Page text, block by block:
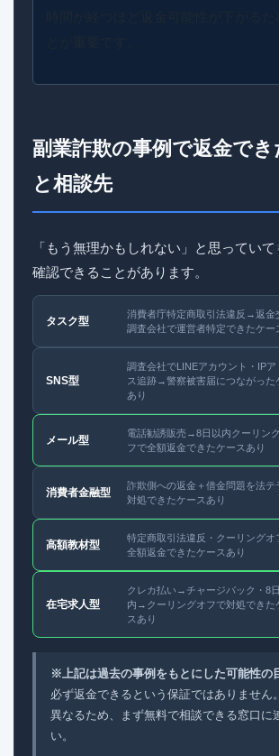
副業詐欺の事例で返金で
と相談先
「もう無理かもしれない」と思ってい
確認できることがあります。
タスク型
消費者庁特定商取引法違反→返金
調査会社で運営者特定できたケー
SNS型
調査会社でLINEアカウント・IPア
ス追跡→警察被害届につながった
あり
メール型
電話勧誘販売→8日以内クーリン
フで全額返金できたケースあり
消費者金融型
詐欺側への返金＋借金問題を法テ
対処できたケースあり
高額教材型
特定商取引法違反・クーリングオ
全額返金できたケースあり
在宅求人型
クレカ払い→チャージバック・8
内→クーリングオフで対処できた
スあり
※上記は過去の事例をもとにした可能性の
必ず返金できるという保証ではありません
異なるため、まず無料で相談できる窓口に
い。